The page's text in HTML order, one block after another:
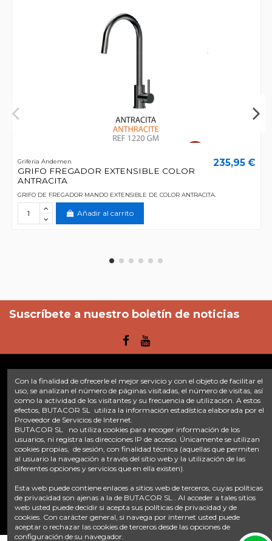
Griferia Andemen
GRIFO FREGADOR EXTENSIBLE COLOR
ANTRACITA
235,95 €
GRIFO DE FREGADOR MANDO EXTENSIBLE DE COLOR ANTRACITA.
Añadir al carrito
Suscríbete a nuestro boletín de noticias
Enlaces
Inicio Sobre nosotros Contacte con nosotros
Aviso legal
Política de privacidad
Tratamiento de datos
Términos y condiciones
Plazos de envío
Contáctanos
638 28 57 85
info@fontacor.com
Con la finalidad de ofrecerle el mejor servicio y con el objeto de facilitar el
uso, se analizan el número de páginas visitadas, el número de visitas, así
como la actividad de los visitantes y su frecuencia de utilización. A estos
efectos, BUTACOR SL utiliza la información estadística elaborada por el
Proveedor de Servicios de Internet.
BUTACOR SL no utiliza cookies para recoger información de los
usuarios, ni registra las direcciones IP de acceso. Únicamente se utilizan
cookies propias, de sesión, con finalidad técnica (aquellas que permiten
al usuario la navegación a través del sitio web y la utilización de las
diferentes opciones y servicios que en ella existen).
Esta web puede contiene enlaces a sitios web de terceros, cuyas políticas
de privacidad son ajenas a la de BUTACOR SL . Al acceder a tales sitios
web usted puede decidir si acepta sus políticas de privacidad y de
cookies. Con carácter general, si navega por internet usted puede
aceptar o rechazar las cookies de terceros desde las opciones de
configuración de su navegador.